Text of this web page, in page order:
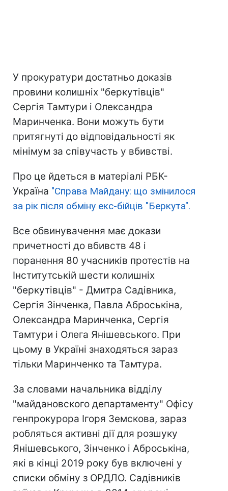
У прокуратури достатньо доказів
провини колишніх "беркутівців"
Сергія Тамтури і Олександра
Маринченка. Вони можуть бути
притягнуті до відповідальності як
мінімум за співучасть у вбивстві.
Про це йдеться в матеріалі РБК-
Україна "Справа Майдану: що змінилося
за рік після обміну екс-бійців "Беркута".
Все обвинувачення має докази
причетності до вбивств 48 і
поранення 80 учасників протестів на
Інститутській шести колишніх
"беркутівців" - Дмитра Садівника,
Сергія Зінченка, Павла Аброськіна,
Олександра Маринченка, Сергія
Тамтури і Олега Янішевського. При
цьому в Україні знаходяться зараз
тільки Маринченко та Тамтура.
За словами начальника відділу
"майдановского департаменту" Офісу
генпрокурора Ігоря Земскова, зараз
робляться активні дії для розшуку
Янішевського, Зінченко і Аброськіна,
які в кінці 2019 року був включені у
списки обміну з ОРДЛО. Садівників